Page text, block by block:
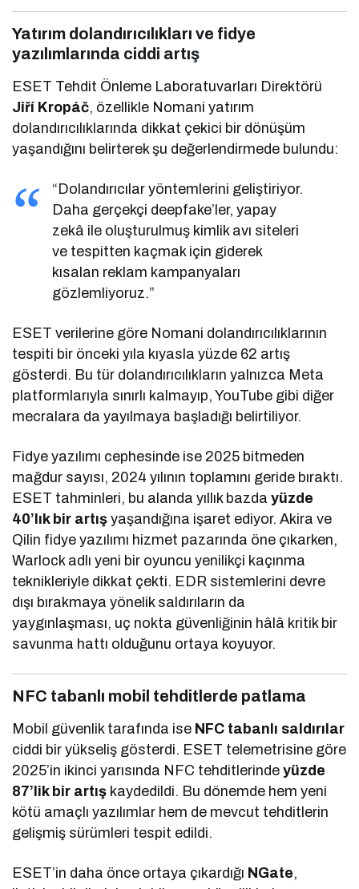
Yatırım dolandırıcılıkları ve fidye
yazılımlarında ciddi artış
ESET Tehdit Önleme Laboratuvarları Direktörü
Jiří Kropáč, özellikle Nomani yatırım
dolandırıcılıklarında dikkat çekici bir dönüşüm
yaşandığını belirterek şu değerlendirmede bulundu:
“Dolandırıcılar yöntemlerini geliştiriyor.
Daha gerçekçi deepfake’ler, yapay
zekâ ile oluşturulmuş kimlik avı siteleri
ve tespitten kaçmak için giderek
kısalan reklam kampanyaları
gözlemliyoruz.”
ESET verilerine göre Nomani dolandırıcılıklarının
tespiti bir önceki yıla kıyasla yüzde 62 artış
gösterdi. Bu tür dolandırıcılıkların yalnızca Meta
platformlarıyla sınırlı kalmayıp, YouTube gibi diğer
mecralara da yayılmaya başladığı belirtiliyor.
Fidye yazılımı cephesinde ise 2025 bitmeden
mağdur sayısı, 2024 yılının toplamını geride bıraktı.
ESET tahminleri, bu alanda yıllık bazdayüzde
40’lık bir artış yaşandığına işaret ediyor. Akira ve
Qilin fidye yazılımı hizmet pazarında öne çıkarken,
Warlock adlı yeni bir oyuncu yenilikçi kaçınma
teknikleriyle dikkat çekti. EDR sistemlerini devre
dışı bırakmaya yönelik saldırıların da
yaygınlaşması, uç nokta güvenliğinin hâlâ kritik bir
savunma hattı olduğunu ortaya koyuyor.
NFC tabanlı mobil tehditlerde patlama
Mobil güvenlik tarafında ise NFC tabanlı saldırılar
ciddi bir yükseliş gösterdi. ESET telemetrisine göre
2025’in ikinci yarısında NFC tehditlerindeyüzde
87’lik bir artış kaydedildi. Bu dönemde hem yeni
kötü amaçlı yazılımlar hem de mevcut tehditlerin
gelişmiş sürümleri tespit edildi.
ESET’in daha önce ortaya çıkardığı NGate,